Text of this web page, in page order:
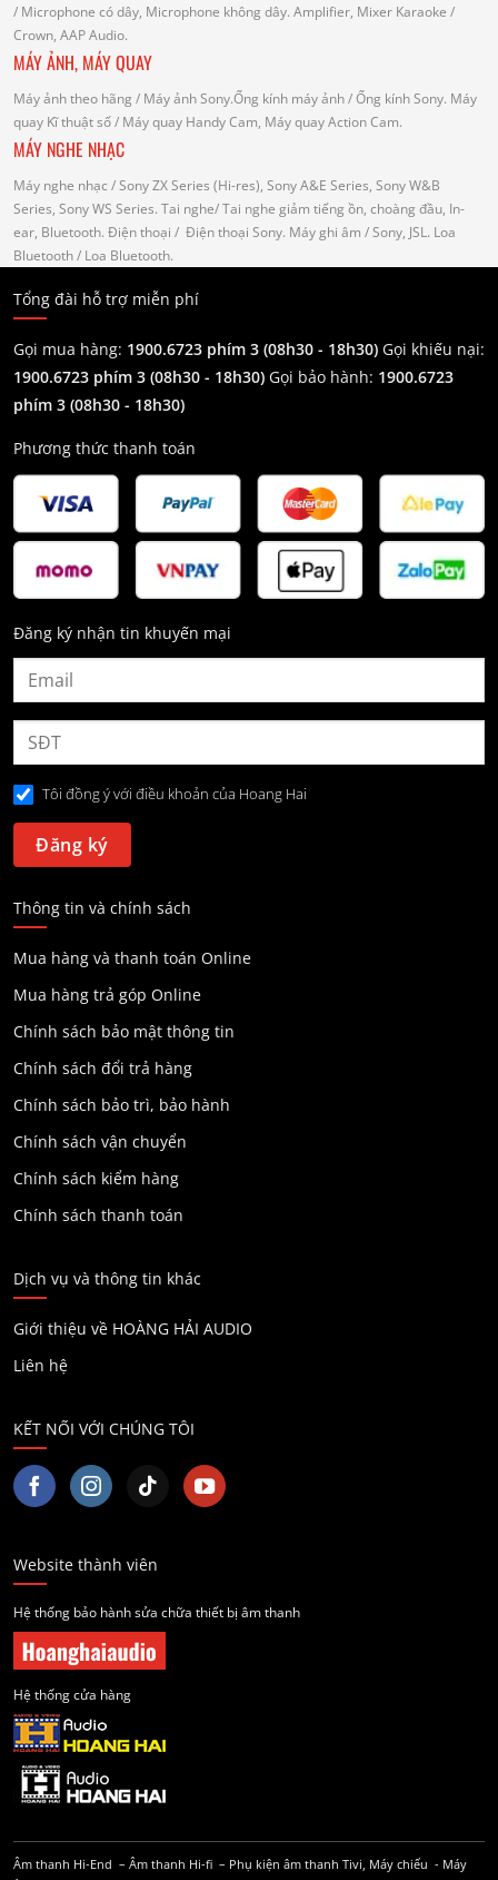
/ Microphone có dây, Microphone không dây. Amplifier, Mixer Karaoke /
Crown, AAP Audio.
MÁY ẢNH, MÁY QUAY
Máy ảnh theo hãng / Máy ảnh Sony.Ống kính máy ảnh / Ống kính Sony. Máy
quay Kĩ thuật số/ Máy quay Handy Cam, Máy quay Action Cam.
MÁY NGHE NHẠC
Máy nghe nhạc / Sony ZX Series (Hi-res), Sony A&E Series, Sony W&B
Series, Sony WS Series. Tai nghe/ Tai nghe giảm tiếng ồn, choàng đầu, In-
ear, Bluetooth. Điện thoại / Điện thoại Sony. Máy ghi âm / Sony, JSL. Loa
Bluetooth/ Loa Bluetooth.
Tổng đài hỗ trợ miễn phí
Gọi mua hàng: 1900.6723 phím 3 (08h30 - 18h30) Gọi khiếu nại:
1900.6723 phím 3 (08h30 - 18h30) Gọi bảo hành: 1900.6723
phím 3 (08h30 - 18h30)
Phương thức thanh toán
Đăng ký nhận tin khuyến mại
Tôi đồng ý với điều khoản của Hoang Hai
Thông tin và chính sách
Mua hàng và thanh toán Online
Mua hàng trả góp Online
Chính sách bảo mật thông tin
Chính sách đổi trả hàng
Chính sách bảo trì, bảo hành
Chính sách vận chuyển
Chính sách kiểm hàng
Chính sách thanh toán
Dịch vụ và thông tin khác
Giới thiệu về HOÀNG HẢI AUDIO
Liên hệ
KẾT NỐI VỚI CHÚNG TÔI
Website thành viên
Hệ thống bảo hành sửa chữa thiết bị âm thanh
Hệ thống cửa hàng
Âm thanh Hi-End – Âm thanh Hi-fi – Phụ kiện âm thanh Tivi, Máy chiếu - Máy